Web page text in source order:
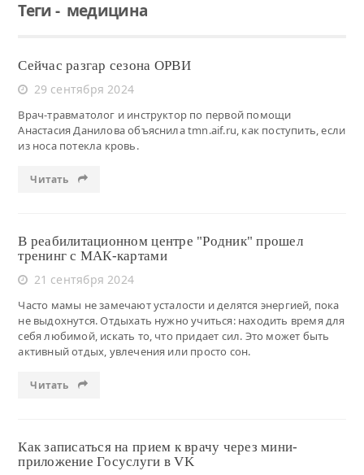
Теги-медицина
Сейчас разгар сезона ОРВИ
29 сентября 2024
Врач-травматолог и инструктор по первой помощи
Анастасия Данилова объяснила tmn.aif.ru, как поступить, если
из носа потекла кровь.
Читать
В реабилитационном центре "Родник" прошел
тренинг с МАК-картами
21 сентября 2024
Часто мамы не замечают усталости и делятся энергией, пока
не выдохнутся. Отдыхать нужно учиться: находить время для
себя любимой, искать то, что придает сил. Это может быть
активный отдых, увлечения или просто сон.
Читать
Как записаться на прием к врачу через мини-
приложение Госуслуги в VK